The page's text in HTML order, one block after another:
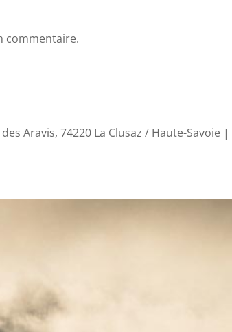
commentaire.
Aravis, 74220 La Clusaz / Haute-Savoie |